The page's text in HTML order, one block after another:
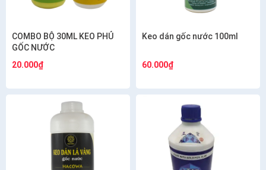
COMBO BỘ 30ML KEO PHỦ
GỐC NƯỚC
20.000₫
Keo dán gốc nước 100ml
60.000₫